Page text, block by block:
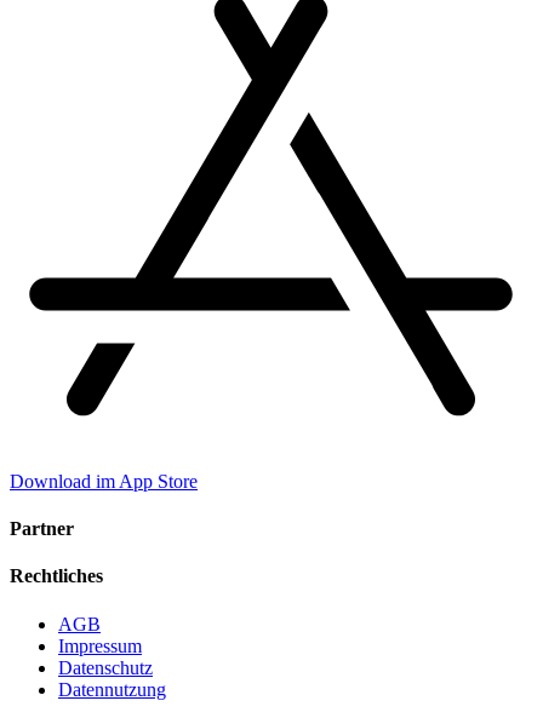
Download im App Store
Partner
Rechtliches
AGB
Impressum
Datenschutz
Datennutzung